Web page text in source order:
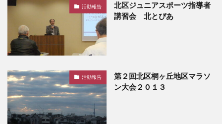
活動報告
北区ジュニアスポーツ指導者
講習会 北とぴあ
活動報告
第２回北区桐ヶ丘地区マラソ
ン大会２０１３